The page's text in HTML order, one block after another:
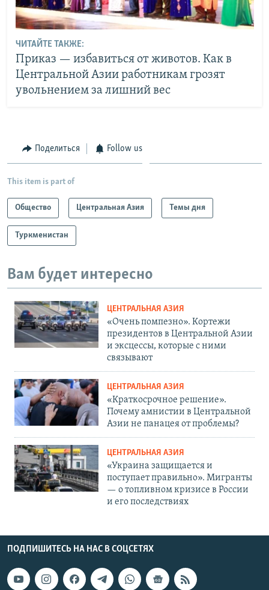
ЧИТАЙТЕ ТАКЖЕ:
Приказ — избавиться от животов. Как в
Центральной Азии работникам грозят
увольнением за лишний вес
Поделиться Follow us
This item is part of
Общество Центральная Азия Темы дня
Туркменистан
Вам будет интересно
ЦЕНТРАЛЬНАЯ АЗИЯ
«Очень помпезно». Кортежи
президентов в Центральной Азии
и эксцессы, которые с ними
связывают
ЦЕНТРАЛЬНАЯ АЗИЯ
«Краткосрочное решение».
Почему амнистии в Центральной
Азии не панацея от проблемы?
ЦЕНТРАЛЬНАЯ АЗИЯ
«Украина защищается и
поступает правильно». Мигранты
— о топливном кризисе в России
и его последствиях
ПОДПИШИТЕСЬ НА НАС В СОЦСЕТЯХ